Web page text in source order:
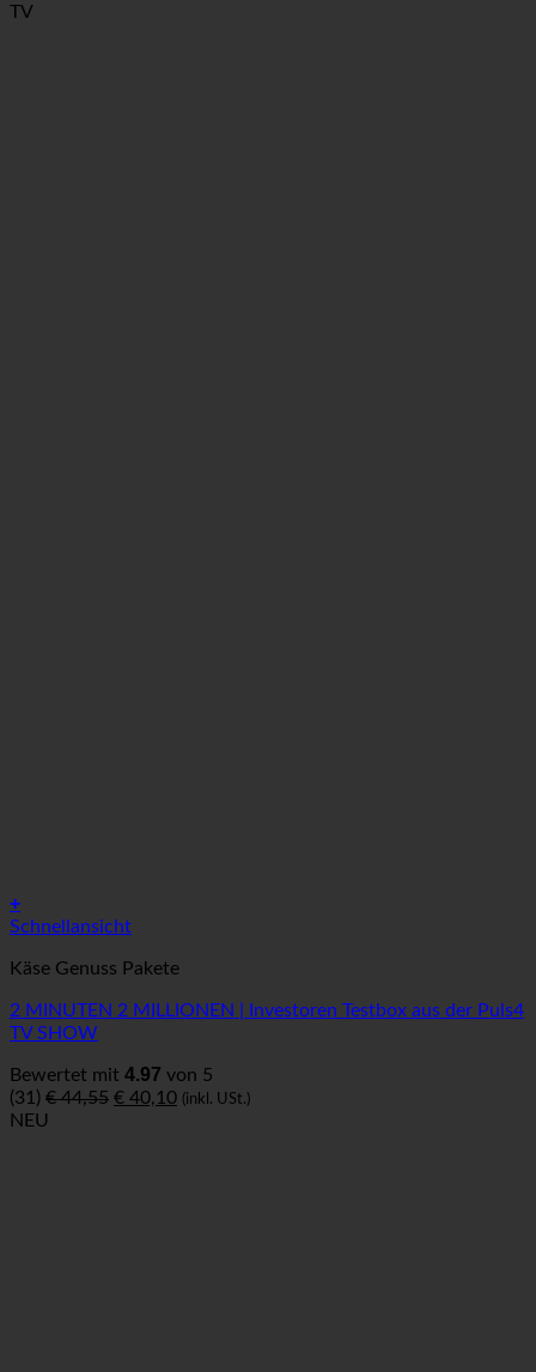
TV
+
Schnellansicht
Käse Genuss Pakete
2 MINUTEN 2 MILLIONEN | Investoren Testbox aus der Puls4
TV SHOW
Bewertet mit 4.97 von 5
(31) €44,55 Ursprünglicher
€ 40,10Aktueller
(inkl. USt.)
NEU